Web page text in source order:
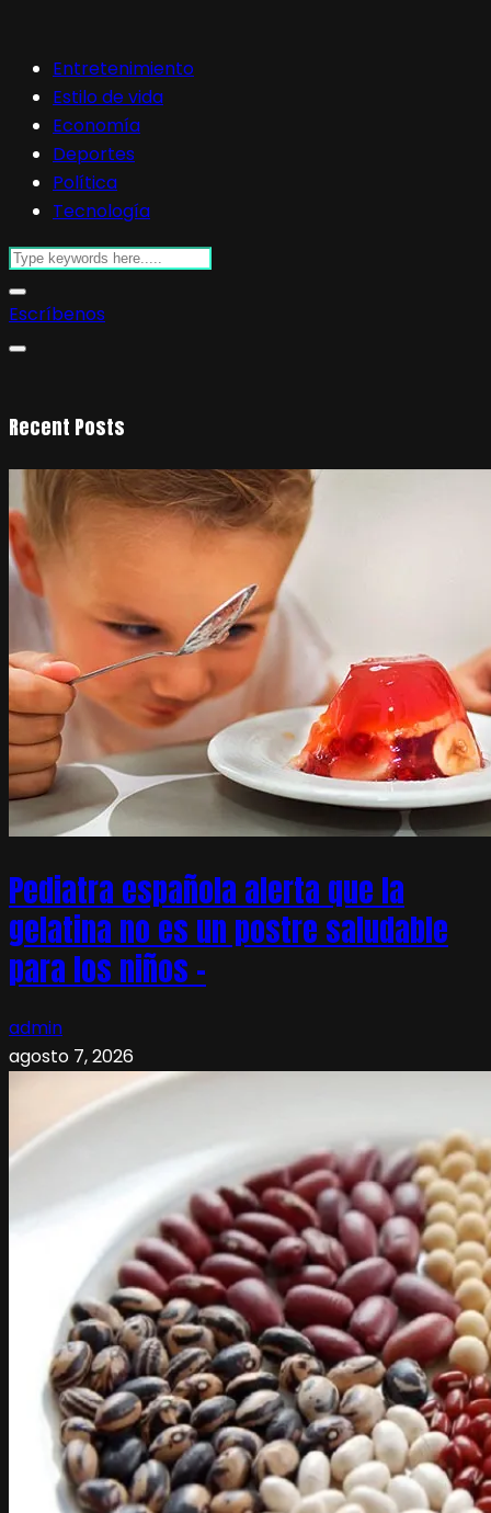
Entretenimiento
Estilo de vida
Economía
Deportes
Política
Tecnología
Escríbenos
Recent Posts
Pediatra española alerta que la
gelatina no es un postre saludable
para los niños –
admin
agosto 7, 2026